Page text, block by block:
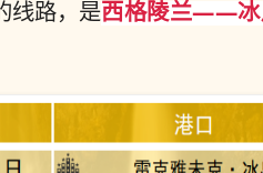
线路，是西格陵兰——冰